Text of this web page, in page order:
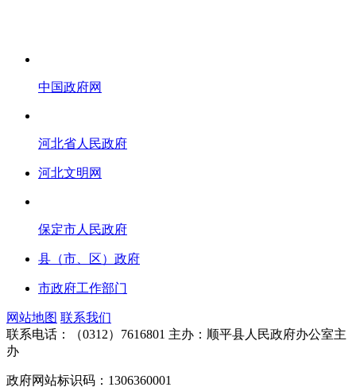
中国政府网
河北省人民政府
河北文明网
保定市人民政府
县（市、区）政府
市政府工作部门
网站地图 联系我们
联系电话：（0312）7616801 主办：顺平县人民政府办公室主
办
政府网站标识码：1306360001